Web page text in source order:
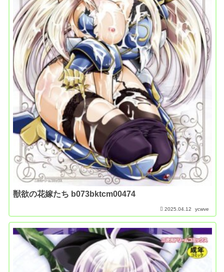
獣欲の花嫁たち b073bktcm00474
2025.04.12 ycwve